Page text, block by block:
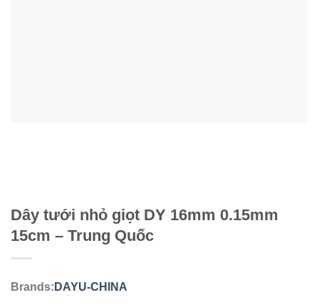
Dây tưới nhỏ giọt DY 16mm 0.15mm
15cm – Trung Quốc
Brands: DAYU-CHINA